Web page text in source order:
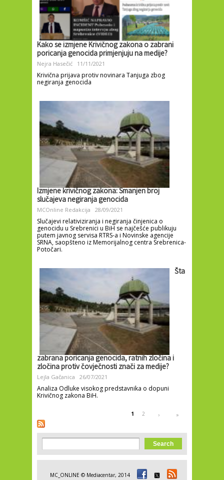
Kako se izmjene Krivičnog zakona o zabrani
poricanja genocida primjenjuju na medije?
Nejra Hasečić 11/11/2021
Krivična prijava protiv novinara Tanjuga zbog
negiranja genocida
Izmjene krivičnog zakona: Smanjen broj
slučajeva negiranja genocida
MCOnline Redakcija 28/09/2021
Slučajevi relativiziranja i negiranja činjenica o
genocidu u Srebrenici u BiH se najčešće publikuju
putem javnog servisa RTRS-a i Novinske agencije
SRNA, saopšteno iz Memorijalnog centra Srebrenica-
Potočari.
Šta
zabrana poricanja genocida, ratnih zločina i
zločina protiv čovječnosti znači za medije?
Lejla Gačanica 26/07/2021
Analiza Odluke visokog predstavnika o dopuni
Krivičnog zakona BiH.
Pages 1 2 › »
Search form
Search
MC_ONLINE © Mediacentar, 2014